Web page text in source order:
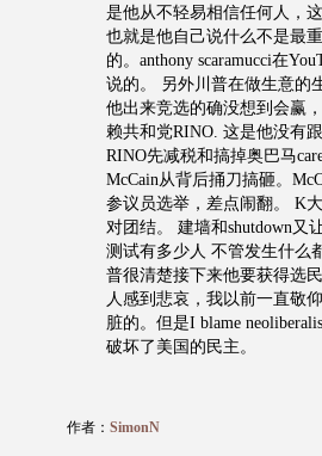
是他从不轻易相信任何人，
也就是他自己说什么不是最
的。anthony scaramucci在
说的。 另外川普在做生意的
他出来竞选的确没想到会赢
赖共和党RINO. 这是他没有
RINO先减税和搞掉奥巴马
McCain从背后捅刀搞砸。
参议员选举，差点闹翻。 K
对团结。 建墙和shutdown又
测试有多少人 不管发生什么
普很清楚接下来他要获得选
人感到悲哀，我以前一直敬
脏的。但是I blame
破坏了美国的民主。
作者： SimonN